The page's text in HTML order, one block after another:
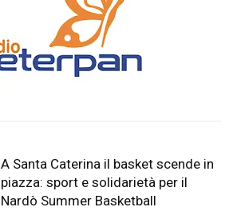
A Santa Caterina il basket scende in
piazza: sport e solidarietà per il
Nardò Summer Basketball